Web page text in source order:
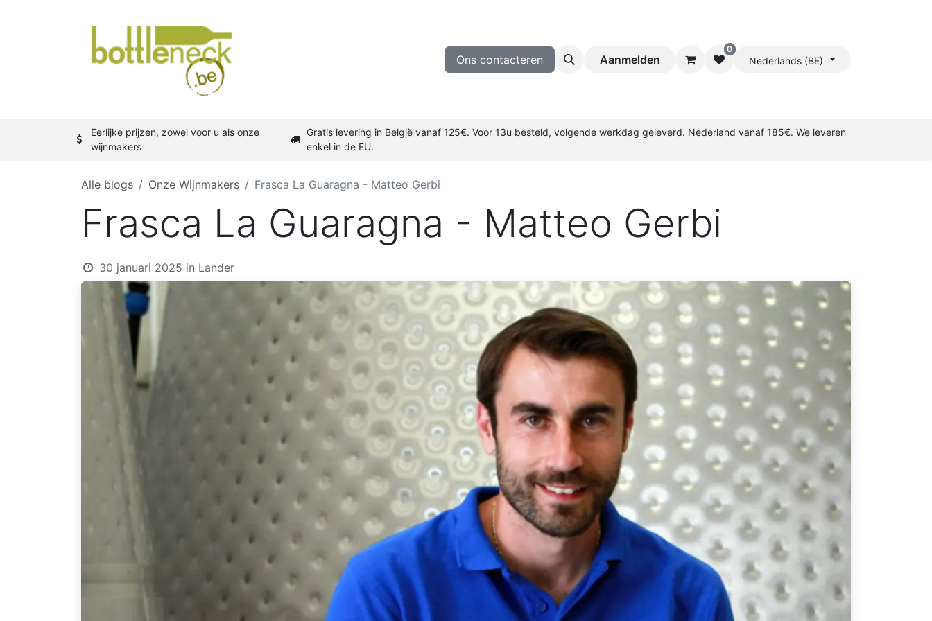
Blog
Ons contacteren Aanmelden
0
Nederlands (BE)
Eerlijke prijzen, zowel voor u als onze
wijnmakers
Gratis levering in België vanaf 125€. Voor 13u besteld, volgende werkdag geleverd. Nederland vanaf 185€. We leveren
enkel in de EU.
Alle blogs Onze Wijnmakers Frasca La Guaragna - Matteo Gerbi
Frasca La Guaragna - Matteo Gerbi
30 januari 2025 in Lander